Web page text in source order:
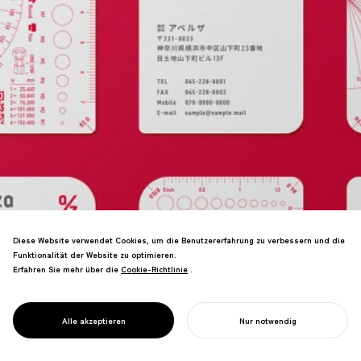
PROJECT
APERZA
die Fertigung—KI-gesteuerte Teilebesch
Stärkung der industriellen
Wettbewerbsfähigkeit Japans.
Diese Website verwendet Cookies, um die Benutzererfahrung zu verbessern und die
Funktionalität der Website zu optimieren.
Erfahren Sie mehr über die Cookie-Richtlinie
Cookie-Richtlinie .
Alle akzeptieren Nur notwendig